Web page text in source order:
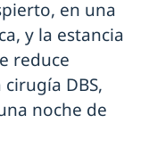
en una
y la estancia
reduce
DBS,
noche de